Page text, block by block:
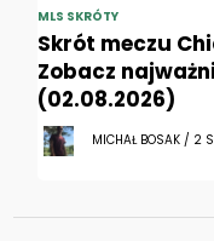
MLS SKRÓTY
Skrót meczu
Zobacz
(02.08.2026)
MICHAŁ BOSAK / 2